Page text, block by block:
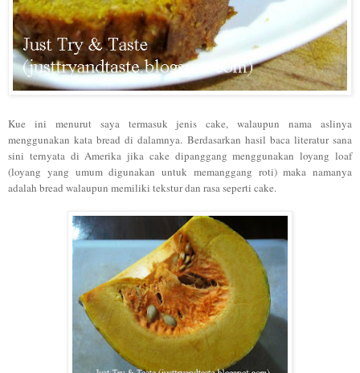
Kue ini menurut saya termasuk jenis cake, walaupun nama aslinya
menggunakan kata bread di dalamnya. Berdasarkan hasil baca literatur sana
sini ternyata di Amerika jika cake dipanggang menggunakan loyang loaf
(loyang yang umum digunakan untuk memanggang roti) maka namanya
adalah bread walaupun memiliki tekstur dan rasa seperti cake.